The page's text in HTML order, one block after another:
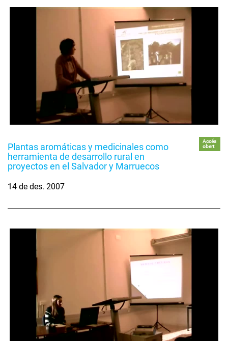
Plantas aromáticas y medicinales como
herramienta de desarrollo rural en
proyectos en el Salvador y Marruecos
Accés
obert
14 de des. 2007